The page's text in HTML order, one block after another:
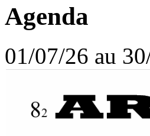
Agenda
01/07/26 au